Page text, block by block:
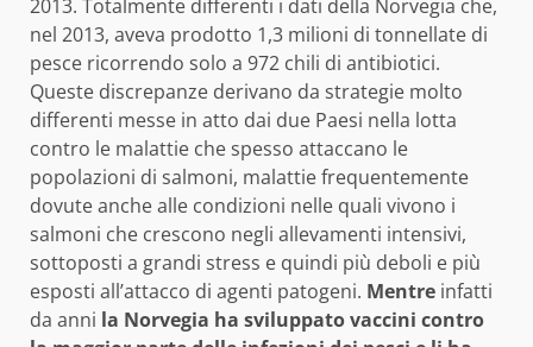
2013. Totalmente differenti i dati della Norvegia che,
nel 2013, aveva prodotto 1,3 milioni di tonnellate di
pesce ricorrendo solo a 972 chili di antibiotici.
Queste discrepanze derivano da strategie molto
differenti messe in atto dai due Paesi nella lotta
contro le malattie che spesso attaccano le
popolazioni di salmoni, malattie frequentemente
dovute anche alle condizioni nelle quali vivono i
salmoni che crescono negli allevamenti intensivi,
sottoposti a grandi stress e quindi più deboli e più
esposti all’attacco di agenti patogeni. Mentre infatti
da anni la Norvegia ha sviluppato vaccini contro